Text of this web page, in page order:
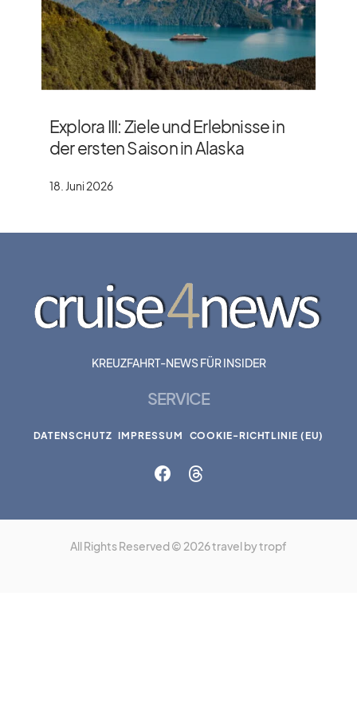
Explora III: Ziele und Erlebnisse in
der ersten Saison in Alaska
18. Juni 2026
KREUZFAHRT-NEWS FÜR INSIDER
SERVICE
DATENSCHUTZ IMPRESSUM COOKIE-RICHTLINIE (EU)
All Rights Reserved © 2026 travel by tropf